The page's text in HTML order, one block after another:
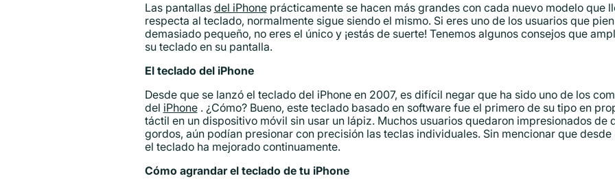
Las pantallas del iPhoneprácticamente se hacen más grandes con cada nuevo modelo que
respecta al teclado, normalmente sigue siendo el mismo. Si eres uno de los usuarios que
demasiado pequeño, no eres el único y ¡estás de suerte! Tenemos algunos consejos que
su teclado en su pantalla.
El teclado del iPhone
Desde que se lanzó el teclado del iPhone en 2007, es difícil negar que ha sido uno de los
del iPhone. ¿Cómo? Bueno, este teclado basado en software fue el primero de su tipo en
táctil en un dispositivo móvil sin usar un lápiz. Muchos usuarios quedaron impresionados de
gordos, aún podían presionar con precisión las teclas individuales. Sin mencionar que
el teclado ha mejorado continuamente.
Cómo agrandar el teclado de tu iPhone